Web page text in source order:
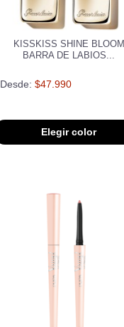
KISSKISS SHINE BLOOM
BARRA DE LABIOS...
Desde: $47.990
Elegir color